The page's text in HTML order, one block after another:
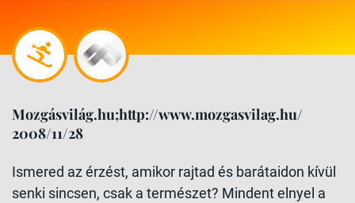
Mozgásvilág.hu;http://www.mozgasvilag.hu/
2008/11/28
Ismered az érzést, amikor rajtad és barátaidon kívül
senki sincsen, csak a természet? Mindent elnyel a